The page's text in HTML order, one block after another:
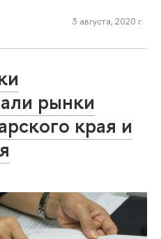
3 августа, 2020 г.
рынки
края и